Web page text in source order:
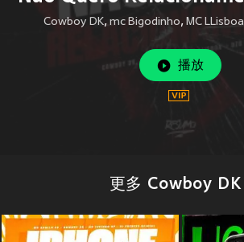
Cowboy DK,mc Bigodinho, MC LLisboa
播放
更多 Cowboy DK